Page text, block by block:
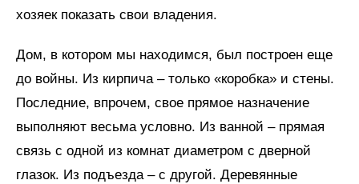
хозяек показать свои владения.
Дом, в котором мы находимся, был построен еще
до войны. Из кирпича – только «коробка» и стены.
Последние, впрочем, свое прямое назначение
выполняют весьма условно. Из ванной – прямая
связь с одной из комнат диаметром с дверной
глазок. Из подъезда – с другой. Деревянные